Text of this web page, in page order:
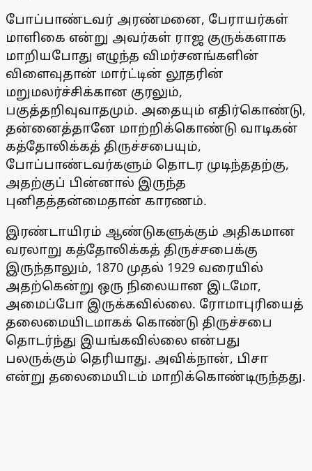
போப்பாண்டவர் அரண்மனை, பேராயர்கள்
மாளிகை என்று அவர்கள் ராஜ குருக்களாக
மாறியபோது எழுந்த விமர்சனங்களின்
விளைவுதான் மார்ட்டின் லூதரின்
மறுமலர்ச்சிக்கான குரலும்,
பகுத்தறிவுவாதமும். அதையும் எதிர்கொண்டு,
தன்னைத்தானே மாற்றிக்கொண்டு வாடிகன்
கத்தோலிக்கத் திருச்சபையும்,
போப்பாண்டவர்களும் தொடர முடிந்ததற்கு,
அதற்குப் பின்னால் இருந்த
புனிதத்தன்மைதான் காரணம்.
இரண்டாயிரம் ஆண்டுகளுக்கும் அதிகமான
வரலாறு கத்தோலிக்கத் திருச்சபைக்கு
இருந்தாலும், 1870 முதல் 1929 வரையில்
அதற்கென்று ஒரு நிலையான இடமோ,
அமைப்போ இருக்கவில்லை. ரோமாபுரியைத்
தலைமையிடமாகக் கொண்டு திருச்சபை
தொடர்ந்து இயங்கவில்லை என்பது
பலருக்கும் தெரியாது. அவிக்நான், பிசா
என்று தலைமையிடம் மாறிக்கொண்டிருந்தது.